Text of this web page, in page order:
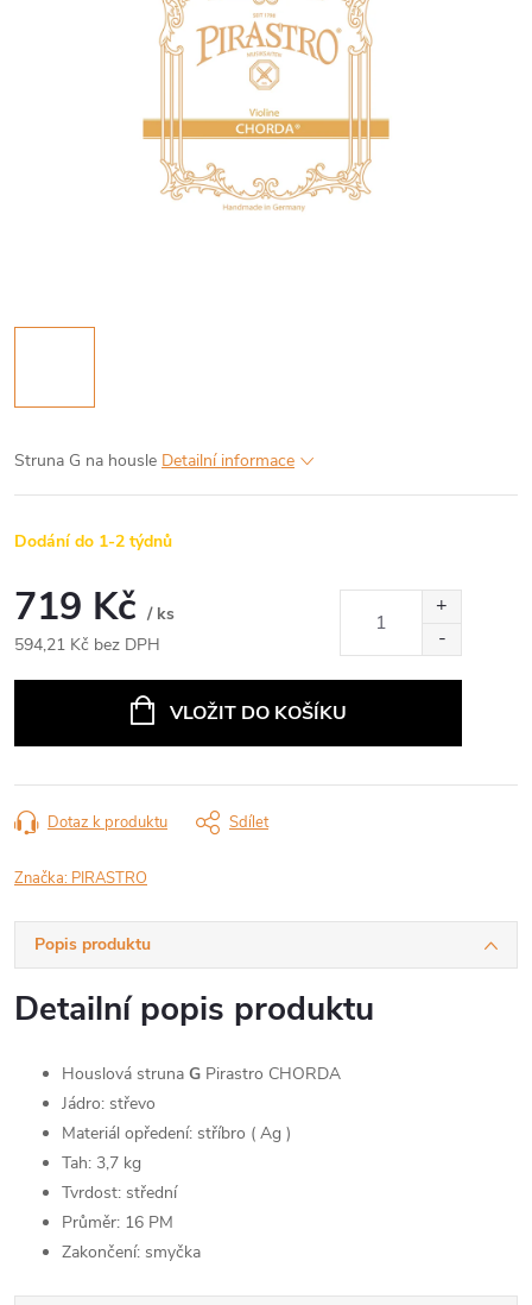
Struna G na housle Detailní informace
Dodání do 1-2 týdnů
719 Kč / ks
594,21 Kč bez DPH
VLOŽIT DO KOŠÍKU
Dotaz k produktu Sdílet
Značka: PIRASTRO
Popis produktu
Detailní popis produktu
Houslová struna G Pirastro CHORDA
Jádro: střevo
Materiál opředení: stříbro ( Ag )
Tah: 3,7 kg
Tvrdost: střední
Průměr: 16 PM
Zakončení: smyčka